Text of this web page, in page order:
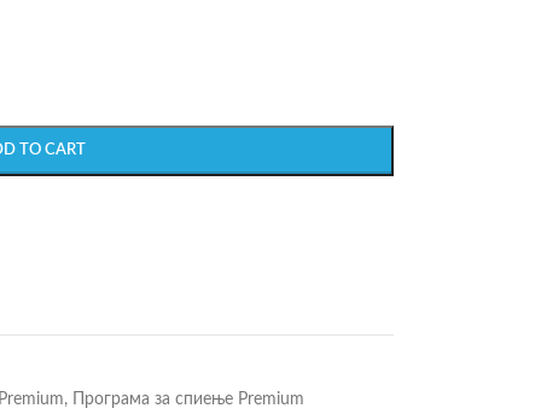
TO CART
, Програма за спиење Premium